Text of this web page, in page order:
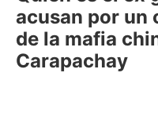
acusan por un
de la mafia
Carapachay